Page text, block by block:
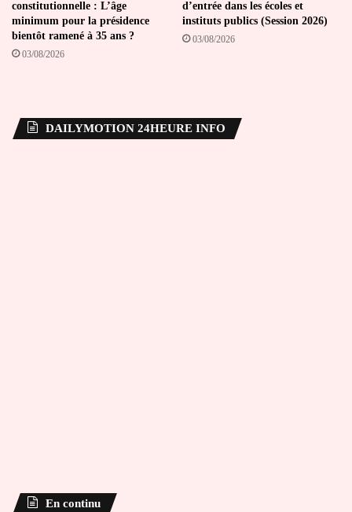
constitutionnelle : L’âge
minimum pour la présidence
bientôt ramené à 35 ans ?
03/08/2026
d’entrée dans les écoles et
instituts publics (Session 2026)
03/08/2026
DAILYMOTION 24HEURE INFO
En continu